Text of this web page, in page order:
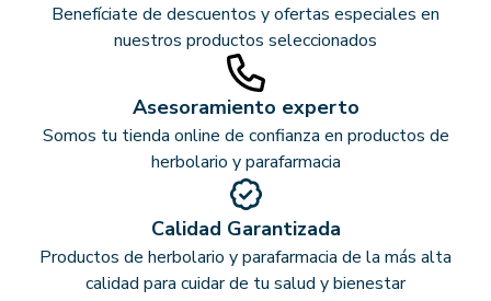
Benefíciate de descuentos y ofertas especiales en
nuestros productos seleccionados
Asesoramiento experto
Somos tu tienda online de confianza en productos de
herbolario y parafarmacia
Calidad Garantizada
Productos de herbolario y parafarmacia de la más alta
calidad para cuidar de tu salud y bienestar